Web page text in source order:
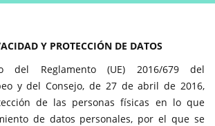
Y PROTECCIÓN DE DATOS
del Reglamento (UE) 2016/679 del
y del Consejo, de 27 de abril de 2016,
de las personas físicas en lo que
de datos personales, por el que se